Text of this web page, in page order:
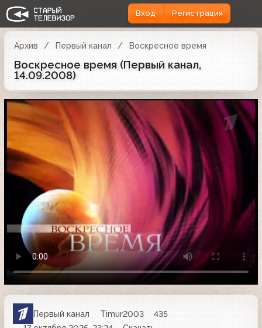
Вход Регистрация
Архив Первый канал Воскресное время
Воскресное время (Первый канал,
14.09.2008)
Первый канал Timur2003
435